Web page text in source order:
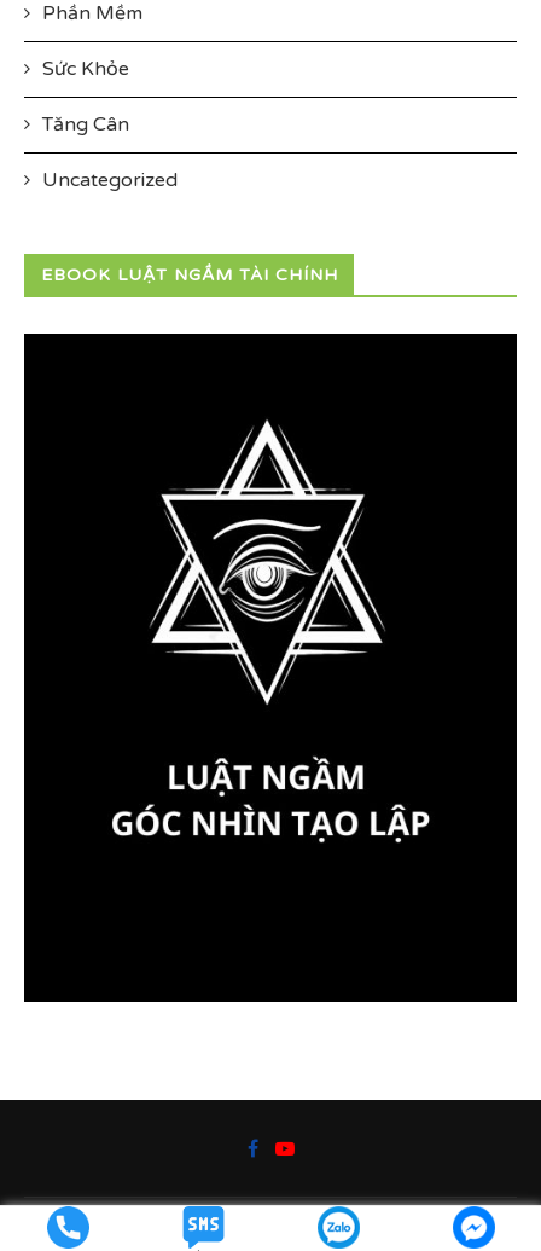
Phần Mềm
Sức Khỏe
Tăng Cân
Uncategorized
EBOOK LUẬT NGẦM TÀI CHÍNH
@2019 - Kiến thức cuộc sống bởiDaoTaoVN.com